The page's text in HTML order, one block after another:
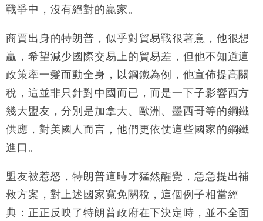
11:40
財經｜黑石傳再籌逾360億美元 支援Anthropic租用
10:57
財經｜美商務部擬擴大金屬關稅範圍 14類產品或加徵
25%
18:15
本地｜新世界K11 9月升級會員制度 增鉑金卡級別鎖
定高消費客群
17:40
財經｜本港6月零售額連升14個月 珠寶鐘錶銷售升勢
最強
16:33
財經｜滙控重啟最多10億美元回購 派息比率目標維持
戰爭中，沒有絕對的贏家。
商賈出身的特朗普，似乎對貿易戰很著意，他很想
贏，希望減少國際交易上的貿易差，但他不知道這
政策牽一髮而動全身，以鋼鐵為例，他宣佈提高關
稅，這並非只針對中國而已，而是一下子影響西方
幾大盟友，分別是加拿大、歐洲、墨西哥等的鋼鐵
供應，對美國人而言，他們更依仗這些國家的鋼鐵
進口。
盟友被惹怒，特朗普這時才猛然醒覺，急急提出補
救方案，對上述國家寬免關稅，這個例子相當經
典：正正反映了特朗普政府在下決定時，並不全面